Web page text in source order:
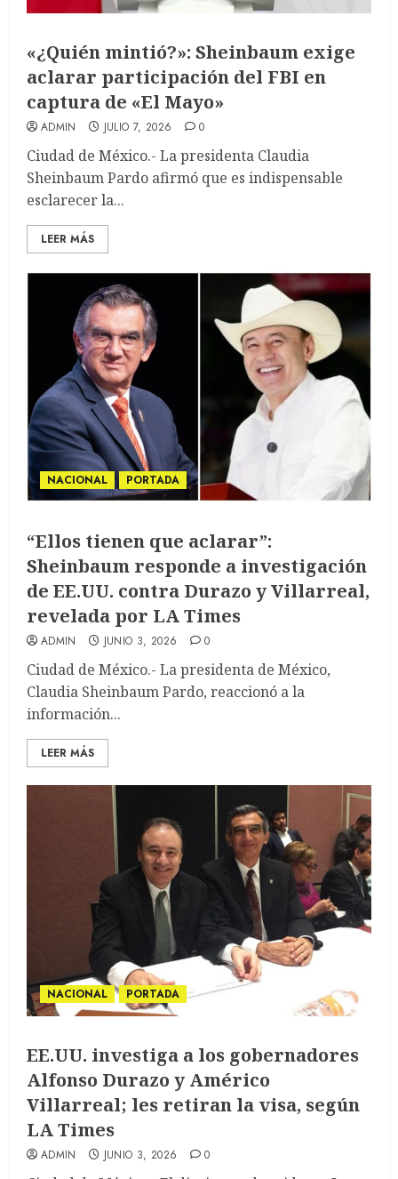
«¿Quién mintió?»: Sheinbaum exige
aclarar participación del FBI en
captura de «El Mayo»
ADMIN JULIO 7, 2026 0
Ciudad de México.- La presidenta Claudia
Sheinbaum Pardo afirmó que es indispensable
esclarecer la...
LEER MÁS
NACIONAL PORTADA
“Ellos tienen que aclarar”:
Sheinbaum responde a investigación
de EE.UU. contra Durazo y Villarreal,
revelada por LA Times
ADMIN JUNIO 3, 2026 0
Ciudad de México.- La presidenta de México,
Claudia Sheinbaum Pardo, reaccionó a la
información...
LEER MÁS
NACIONAL PORTADA
EE.UU. investiga a los gobernadores
Alfonso Durazo y Américo
Villarreal; les retiran la visa, según
LA Times
ADMIN JUNIO 3, 2026 0